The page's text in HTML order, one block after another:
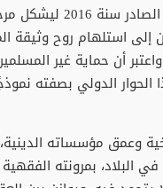
وفي هذا السياق،
إلى استلهام روح وثيقة
أن حماية غير
الدولي بصفته
وعمق مؤسساته
البلاد، بمرونته